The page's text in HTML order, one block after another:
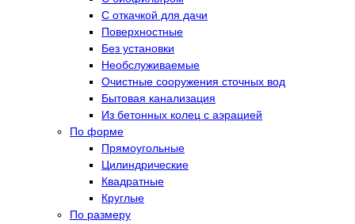
С откачкой для дачи
Поверхностные
Без установки
Необслуживаемые
Очистные сооружения сточных вод
Бытовая канализация
Из бетонных колец с аэрацией
По форме
Прямоугольные
Цилиндрические
Квадратные
Круглые
По размеру